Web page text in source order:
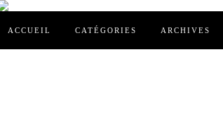
ACCUEIL CATÉGORIES ARCHIVES